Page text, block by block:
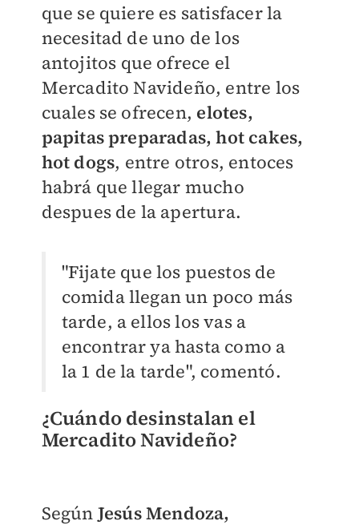
que se quiere es satisfacer la
necesitad de uno de los
antojitos que ofrece el
Mercadito Navideño, entre los
cuales se ofrecen, elotes,
papitas preparadas, hot cakes,
hot dogs, entre otros, entoces
habrá que llegar mucho
despues de la apertura.
"Fijate que los puestos de
comida llegan un poco más
tarde, a ellos los vas a
encontrar ya hasta como a
la 1 de la tarde", comentó.
¿Cuándo desinstalan el
Mercadito Navideño?
Según Jesús Mendoza,